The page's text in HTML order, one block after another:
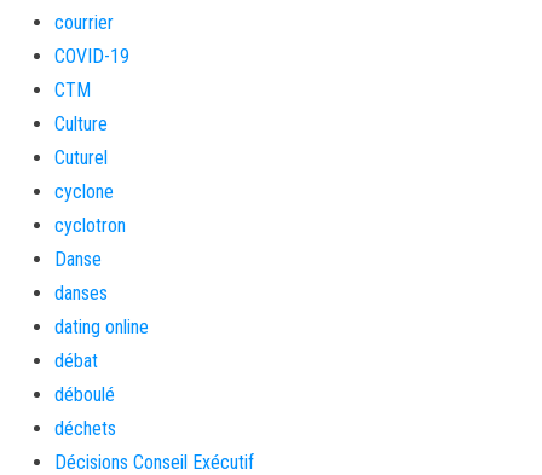
courrier
COVID-19
CTM
Culture
Cuturel
cyclone
cyclotron
Danse
danses
dating online
débat
déboulé
déchets
Décisions Conseil Exécutif